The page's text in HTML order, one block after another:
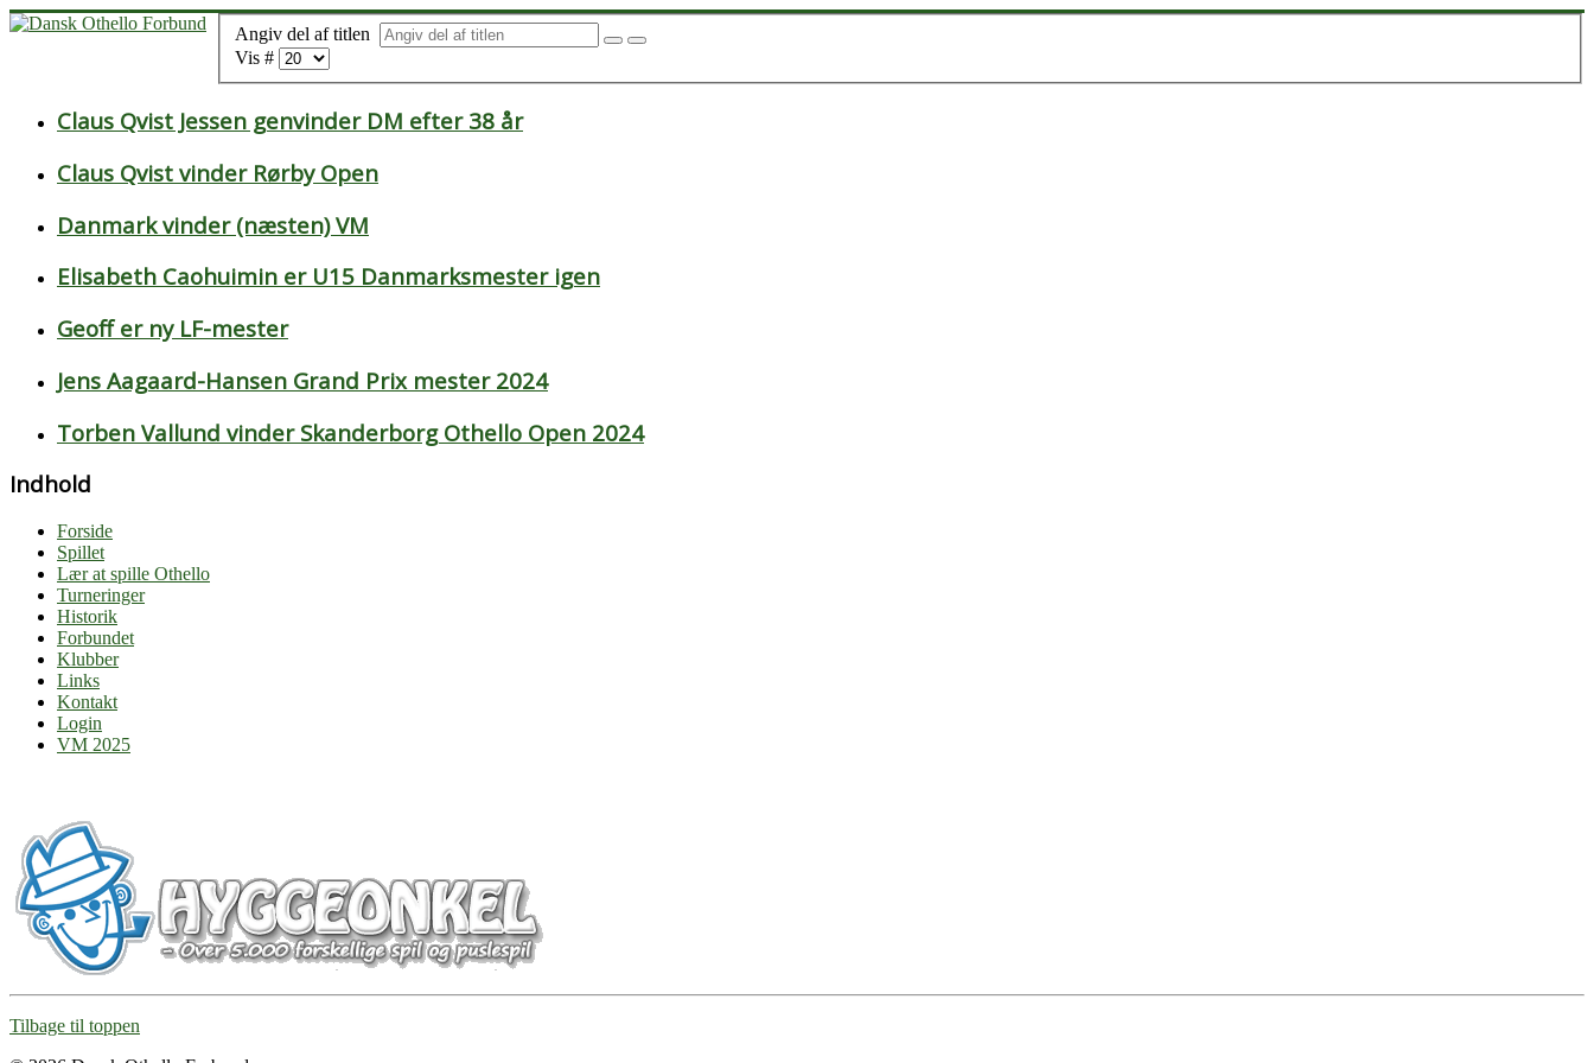
Angiv del af titlen
Vis #
Claus Qvist Jessen genvinder DM efter 38 år
Claus Qvist vinder Rørby Open
Danmark vinder (næsten) VM
Elisabeth Caohuimin er U15 Danmarksmester igen
Geoff er ny LF-mester
Jens Aagaard-Hansen Grand Prix mester 2024
Torben Vallund vinder Skanderborg Othello Open 2024
Indhold
Forside
Spillet
Lær at spille Othello
Turneringer
Historik
Forbundet
Klubber
Links
Kontakt
Login
VM 2025
Tilbage til toppen